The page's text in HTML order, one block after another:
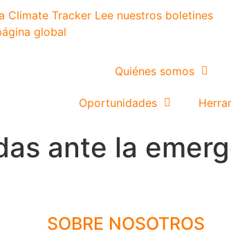
Climate Tracker Lee nuestros boletines
global
Quiénes somos
Oportunidades
ante la
SOBRE NOSOTROS